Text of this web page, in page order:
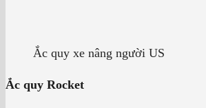
Ắc quy xe nâng người US
Ắc quy Rocket